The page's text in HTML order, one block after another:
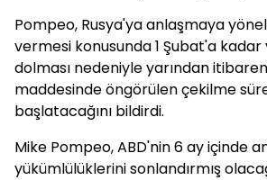
Pompeo, Rusya'ya anlaşmaya
vermesi konusunda 1 Şubat'a
dolması nedeniyle yarından
maddesinde öngörülen çekilme
başlatacağını bildirdi.
Mike Pompeo, ABD'nin 6 ay içinde
yükümlülüklerini sonlandırmış